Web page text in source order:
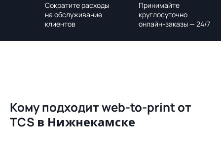
Сократите расходы
на обслуживание
клиентов
Принимайте
круглосуточно
онлайн-заказы — 24/7
Кому подходит web-to-print от
TCS в Нижнекамске